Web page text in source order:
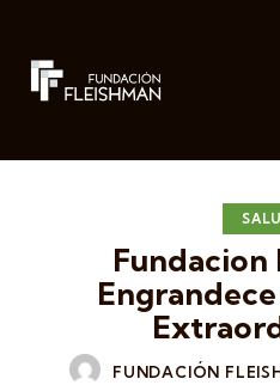
Fundacion
FUNDACIÓN